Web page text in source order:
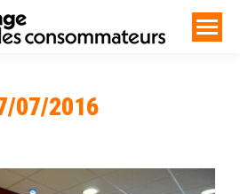
07/2016